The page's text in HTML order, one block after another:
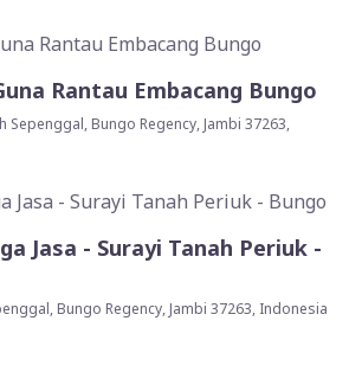
Rantau Embacang Bungo
Sepenggal, Bungo Regency, Jambi 37263,
Jasa - Surayi Tanah Periuk -
Bungo Regency, Jambi 37263, Indonesia